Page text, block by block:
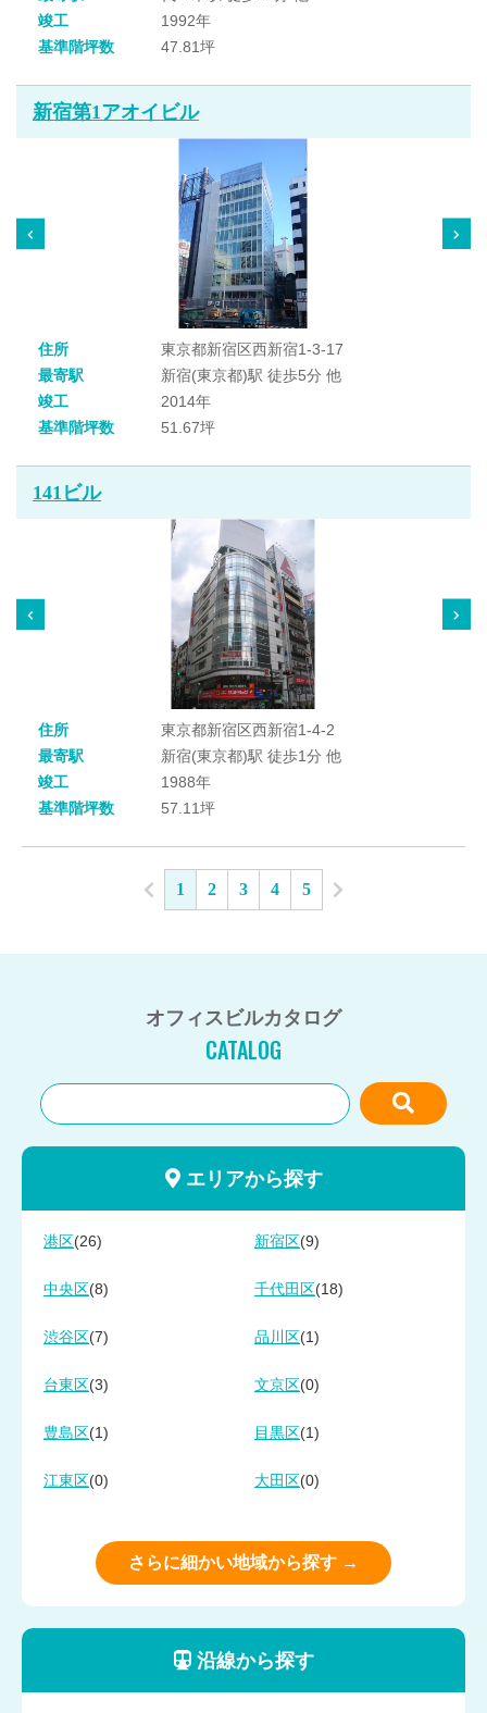
竣工
1992年
基準階坪数
47.81坪
新宿第1アオイビル
住所
東京都新宿区西新宿1-3-17
最寄駅
新宿(東京都)駅 徒歩5分 他
竣工
2014年
基準階坪数
51.67坪
141ビル
住所
東京都新宿区西新宿1-4-2
最寄駅
新宿(東京都)駅 徒歩1分 他
竣工
1988年
基準階坪数
57.11坪
1 2 3 4 5
オフィスビルカタログ
CATALOG
エリアから探す
港区 (26) 新宿区 (9)
中央区 (8) 千代田区 (18)
渋谷区 (7) 品川区 (1)
台東区 (3) 文京区 (0)
豊島区 (1) 目黒区 (1)
江東区 (0) 大田区 (0)
さらに細かい地域から探す →
沿線から探す